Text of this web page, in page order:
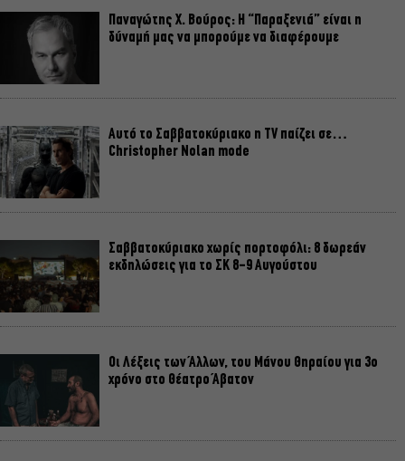
Παναγώτης Χ. Βούρος: Η “Παραξενιά” είναι η
δύναμή μας να μπορούμε να διαφέρουμε
Αυτό το Σαββατοκύριακο η TV παίζει σε…
Christopher Nolan mode
Σαββατοκύριακο χωρίς πορτοφόλι: 8 δωρεάν
εκδηλώσεις για το ΣΚ 8-9 Αυγούστου
Οι Λέξεις των Άλλων, του Μάνου Θηραίου για 3ο
χρόνο στο Θέατρο Άβατον